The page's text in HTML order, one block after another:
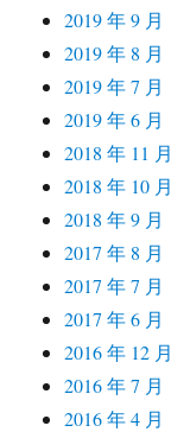
2019 年 9 月
2019 年 8 月
2019 年 7 月
2019 年 6 月
2018 年 11 月
2018 年 10 月
2018 年 9 月
2017 年 8 月
2017 年 7 月
2017 年 6 月
2016 年 12 月
2016 年 7 月
2016 年 4 月